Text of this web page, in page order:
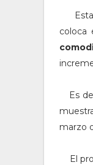
Esta
coloca
Es de
marzo
El